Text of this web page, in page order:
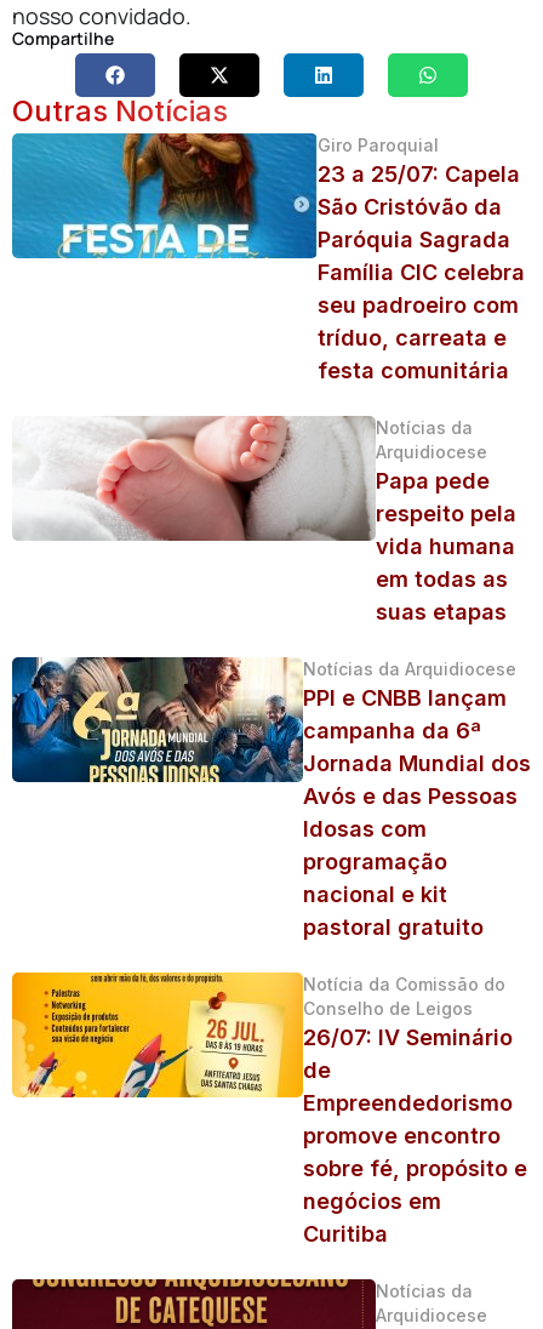
nosso convidado.
Compartilhe
Outras Notícias
Giro Paroquial
23 a 25/07: Capela
São Cristóvão da
Paróquia Sagrada
Família CIC celebra
seu padroeiro com
tríduo, carreata e
festa comunitária
Notícias da
Arquidiocese
Papa pede
respeito pela
vida humana
em todas as
suas etapas
Notícias da Arquidiocese
PPI e CNBB lançam
campanha da 6ª
Jornada Mundial dos
Avós e das Pessoas
Idosas com
programação
nacional e kit
pastoral gratuito
Notícia da Comissão do
Conselho de Leigos
26/07: IV Seminário
de
Empreendedorismo
promove encontro
sobre fé, propósito e
negócios em
Curitiba
Notícias da
Arquidiocese